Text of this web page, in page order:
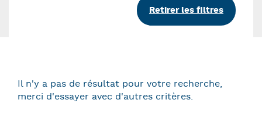
Retirer les filtres
Il n'y a pas de résultat pour votre recherche,
merci d'essayer avec d'autres critères.